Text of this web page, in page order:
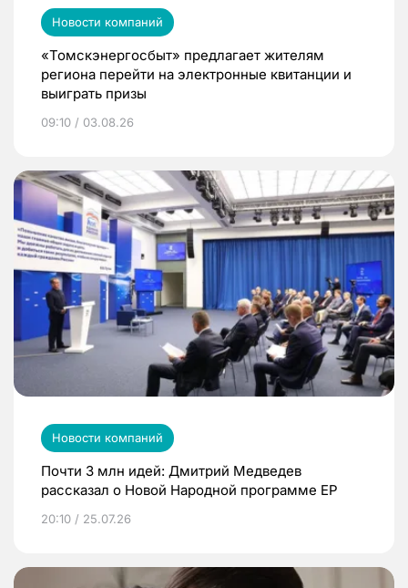
Новости компаний
«Томскэнергосбыт» предлагает жителям
региона перейти на электронные квитанции и
выиграть призы
09:10 / 03.08.26
Новости компаний
Почти 3 млн идей: Дмитрий Медведев
рассказал о Новой Народной программе ЕР
20:10 / 25.07.26